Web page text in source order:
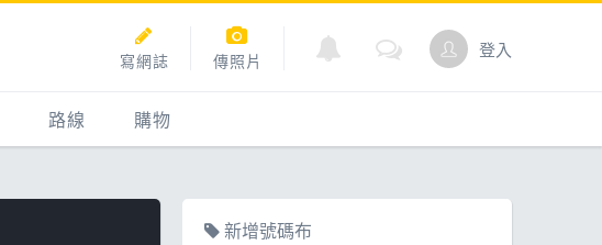
寫網誌 傳照片 登入
路線 購物
點數商城
新增號碼布